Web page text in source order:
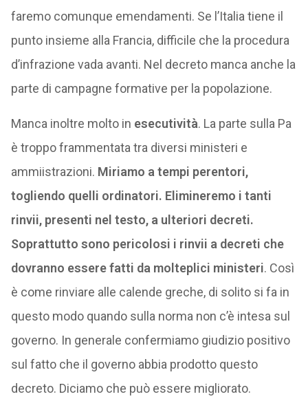
faremo comunque emendamenti. Se l’Italia tiene il
punto insieme alla Francia, difficile che la procedura
d’infrazione vada avanti. Nel decreto manca anche la
parte di campagne formative per la popolazione.
Manca inoltre molto in esecutività. La parte sulla Pa
è troppo frammentata tra diversi ministeri e
ammiistrazioni. Miriamo a tempi perentori,
togliendo quelli ordinatori. Elimineremo i tanti
rinvii, presenti nel testo, a ulteriori decreti.
Soprattutto sono pericolosi i rinvii a decreti che
dovranno essere fatti da molteplici ministeri. Così
è come rinviare alle calende greche, di solito si fa in
questo modo quando sulla norma non c’è intesa sul
governo. In generale confermiamo giudizio positivo
sul fatto che il governo abbia prodotto questo
decreto. Diciamo che può essere migliorato.